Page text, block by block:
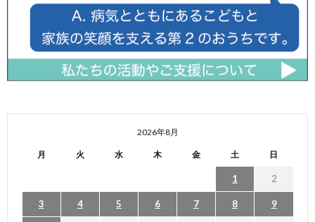
2026年8月
月 火 水 木 金 土 日
1 2
3 4 5 6 7 8 9